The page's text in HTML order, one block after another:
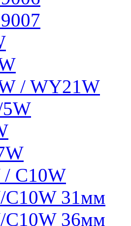
/ WY21W
/ C10W
C10W 31мм
C10W 36мм